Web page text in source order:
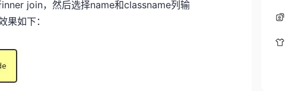
join，然后选择name和classname列输
果如下：